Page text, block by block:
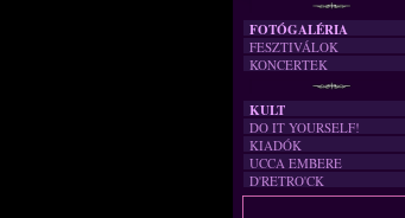
A MÚLT
FOTÓGALÉRIA
FESZTIVÁLOK
KONCERTEK
KULT
DO IT YOURSELF!
KIADÓK
UCCA EMBERE
D'RETRO'CK